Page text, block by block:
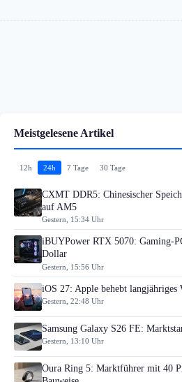
Meistgelesene Artikel
12h 24h 7 Tage 30 Tage
CXMT DDR5: Chinesischer
auf AM5
Gestern, 15:34 Uhr
iBUYPower RTX 5070: Gaming-
Dollar
Gestern, 15:56 Uhr
iOS 27: Apple behebt
Gestern, 22:48 Uhr
Samsung Galaxy S26 FE:
Gestern, 13:10 Uhr
Oura Ring 5: Marktführer mit 40